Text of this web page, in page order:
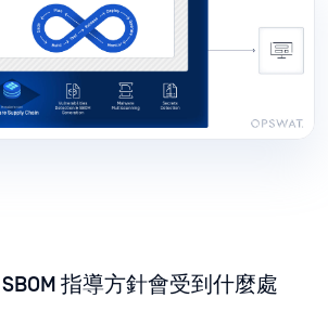
指導方針會受到什麼處